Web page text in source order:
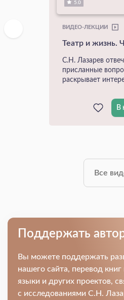
5.0
ВИДЕО-ЛЕКЦИИ
Театр и жизнь.
С.Н. Лазарев
присланные
раскрывает
В
Все
Поддержать
Вы можете поддержать
нашего сайта, перевод книг
языки и других проектов,
с исследованиями С.Н.